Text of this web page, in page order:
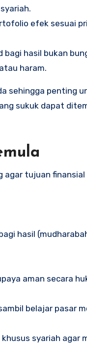
efek sesuai
bagi hasil bukan
haram.
sehingga penting
sukuk dapat
agar tujuan
hasil
aman secara
belajar pasar
syariah agar